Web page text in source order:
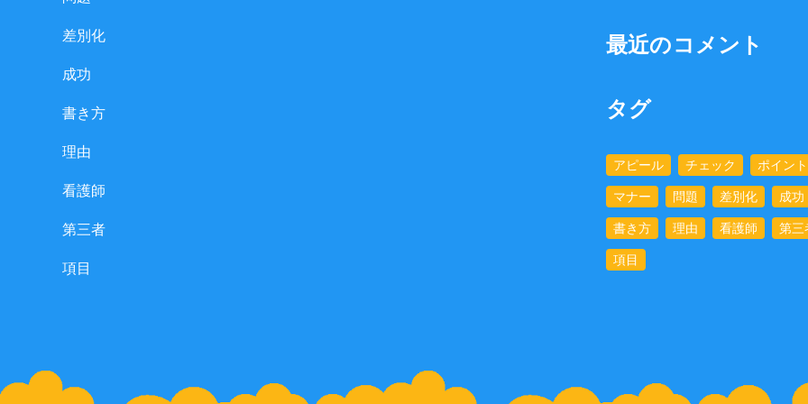
差別化
成功
書き方
理由
看護師
第三者
項目
最近のコメント
タグ
アピール チェック
ポイント
マナー
問題 差別化
成功
書き方
理由 看護師
第三
項目